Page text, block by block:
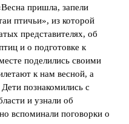
пришла, запели
птичьи», из которой
представителях, об
и о подготовке к
поделились своими
к нам весной, а
познакомились с
и узнали об
вспоминали поговорки о